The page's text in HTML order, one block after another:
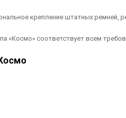
крепление штатных ремней,
«Космо» соответствует всем